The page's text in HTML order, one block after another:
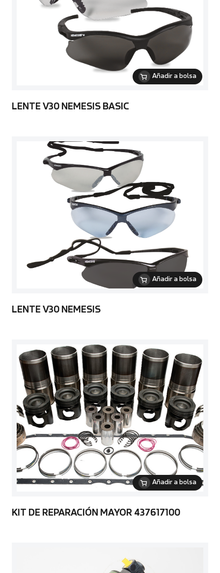
Añadir a bolsa
LENTE V30 NEMESIS BASIC
Añadir a bolsa
LENTE V30 NEMESIS
Añadir a bolsa
KIT DE REPARACIÓN MAYOR 437617100